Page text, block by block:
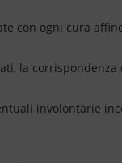
con ogni cura
la
involontarie